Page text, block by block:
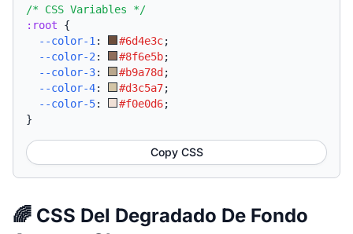
/* CSS Variables */
:root {
--color-1 : #6d4e3c;
--color-2 : #8f6e5b;
--color-3: #b9a78d ;
--color-4: #d3c5a7;
--color-5: #f0e0d6;
}
Copy CSS
🌈 CSS Del Degradado De Fondo